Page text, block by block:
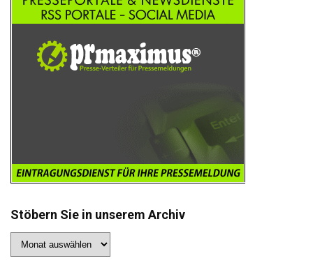
Stöbern Sie in unserem Archiv
Sie